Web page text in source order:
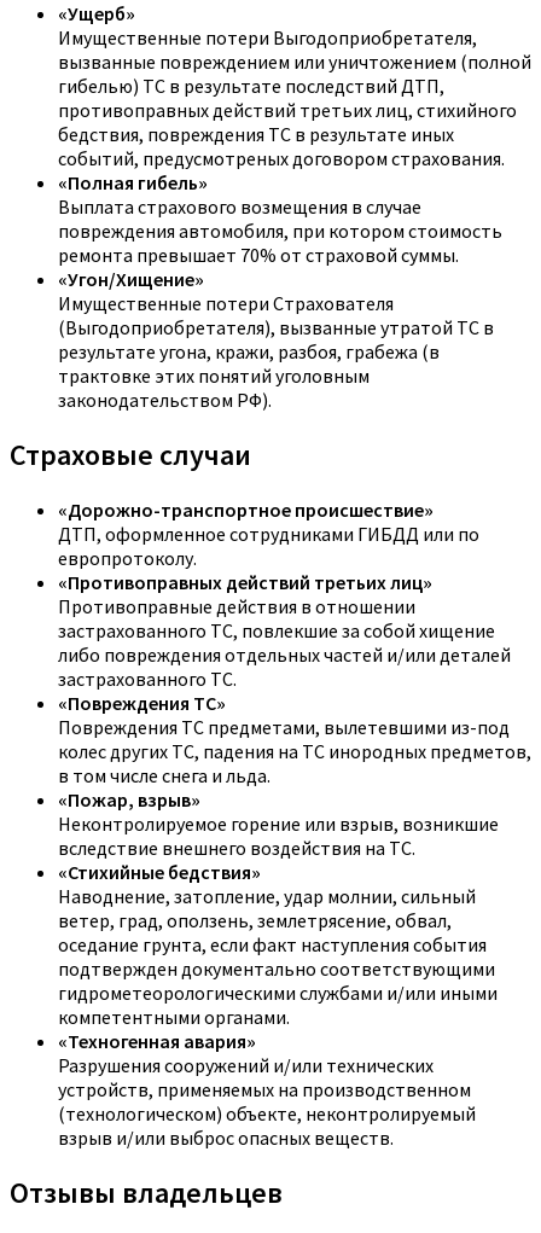
«Ущерб»
Имущественные потери Выгодоприобретателя,
вызванные повреждением или уничтожением (полной
гибелью) ТС в результате последствий ДТП,
противоправных действий третьих лиц, стихийного
бедствия, повреждения ТС в результате иных
событий, предусмотреных договором страхования.
«Полная гибель»
Выплата страхового возмещения в случае
повреждения автомобиля, при котором стоимость
ремонта превышает 70% от страховой суммы.
«Угон/Хищение»
Имущественные потери Страхователя
(Выгодоприобретателя), вызванные утратой ТС в
результате угона, кражи, разбоя, грабежа (в
трактовке этих понятий уголовным
законодательством РФ).
Страховые случаи
«Дорожно-транспортное происшествие»
ДТП, оформленное сотрудниками ГИБДД или по
европротоколу.
«Противоправных действий третьих лиц»
Противоправные действия в отношении
застрахованного ТС, повлекшие за собой хищение
либо повреждения отдельных частей и/или деталей
застрахованного ТС.
«Повреждения ТС»
Повреждения ТС предметами, вылетевшими из-под
колес других ТС, падения на ТС инородных предметов,
в том числе снега и льда.
«Пожар, взрыв»
Неконтролируемое горение или взрыв, возникшие
вследствие внешнего воздействия на ТС.
«Стихийные бедствия»
Наводнение, затопление, удар молнии, сильный
ветер, град, оползень, землетрясение, обвал,
оседание грунта, если факт наступления события
подтвержден документально соответствующими
гидрометеорологическими службами и/или иными
компетентными органами.
«Техногенная авария»
Разрушения сооружений и/или технических
устройств, применяемых на производственном
(технологическом) объекте, неконтролируемый
взрыв и/или выброс опасных веществ.
Отзывы владельцев